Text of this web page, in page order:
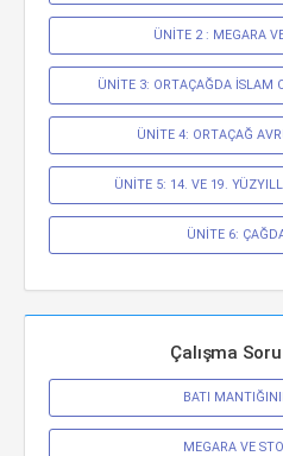
ÜNİTE 2 : MEGARA
ÜNİTE 3: ORTAÇAĞDA İSLAM
ÜNİTE 4: ORTAÇAĞ
ÜNİTE 5: 14. VE 19.
ÜNİTE 6:
Çalışma
BATI
MEGARA VE